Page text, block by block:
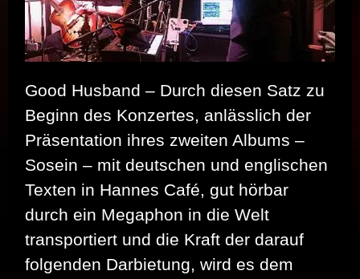
Good Husband – Durch diesen Satz zu
Beginn des Konzertes, anlässlich der
Präsentation ihres zweiten Albums –
Sosein – mit deutschen und englischen
Texten in Hannes Café, gut hörbar
durch ein Megaphon in die Welt
transportiert und die Kraft der darauf
folgenden Darbietung, wird es dem